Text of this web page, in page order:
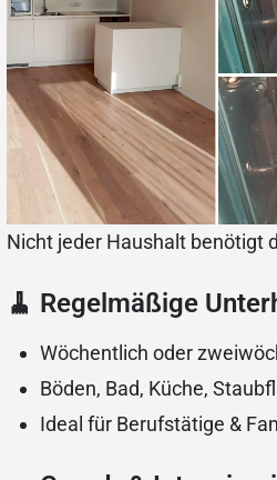
Nicht jeder Haushalt benötigt
🧹 Regelmäßige
Wöchentlich oder
Böden, Bad, Küche,
Ideal für Berufstätige &